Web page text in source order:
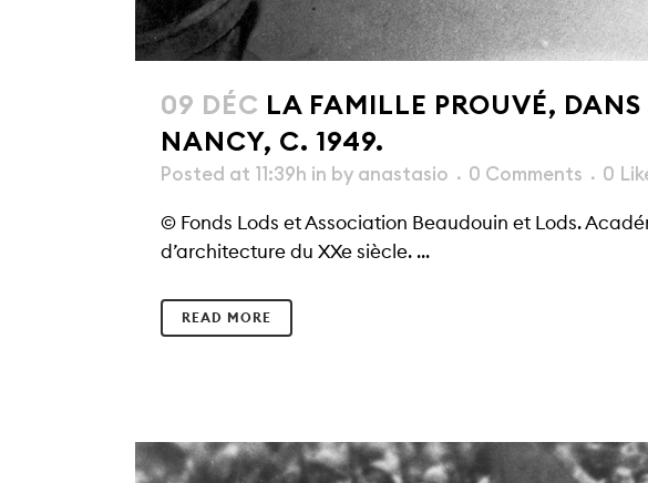
09 DÉC LA FAMILLE PROUVÉ,
NANCY, C. 1949.
Posted at 11:39h in by anastasio 0 Comments 0
© Fonds Lods et Association Beaudouin et Lods.
d’architecture du XXe siècle. ...
READ MORE